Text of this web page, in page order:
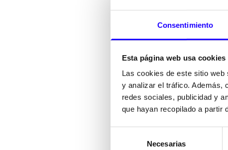
Consentimiento
Esta página web usa cookies
Las cookies de este sitio
y analizar el tráfico. Además,
redes sociales, publicidad y
que hayan recopilado a partir
Necesarias
FoodBoxreúne un
para
Desde conceptos de
Un ecosistema